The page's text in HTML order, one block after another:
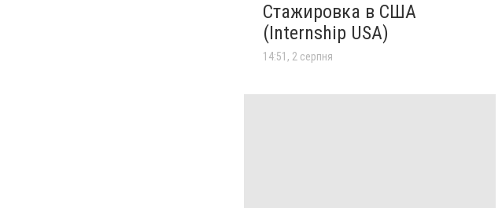
Стажировка в США
(Internship USA)
14:51, 2 серпня